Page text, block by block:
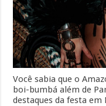
Você sabia que o
boi-bumbá além de
destaques da festa em